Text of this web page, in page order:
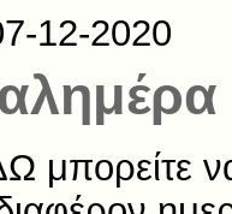
12-2020
μπορείτε